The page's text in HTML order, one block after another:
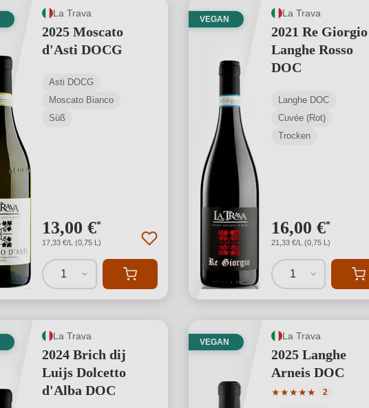
La Trava
2025 Moscato
d'Asti DOCG
Asti DOCG
Moscato Bianco
Süß
13,00 €*
17,33 €/L (0,75 L)
1
VEGAN
La Trava
2021 Re Giorgio
Langhe Rosso
DOC
Langhe DOC
Cuvée (Rot)
Trocken
16,00 €*
21,33 €/L (0,75 L)
1
La Trava
2024 Brich dij
Luijs Dolcetto
d'Alba DOC
VEGAN
La Trava
2025 Langhe
Arneis DOC
★★★★★
Durchschnittliche
2